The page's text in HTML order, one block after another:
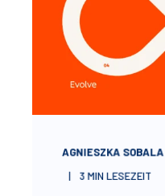
AGNIESZKA SOBALA
3 MIN LESEZEIT